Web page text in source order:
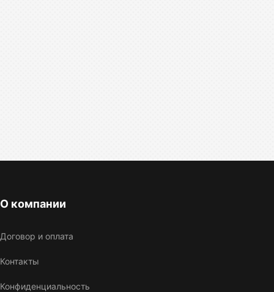
О компании
Договор и оплата
Контакты
Конфиденциальность